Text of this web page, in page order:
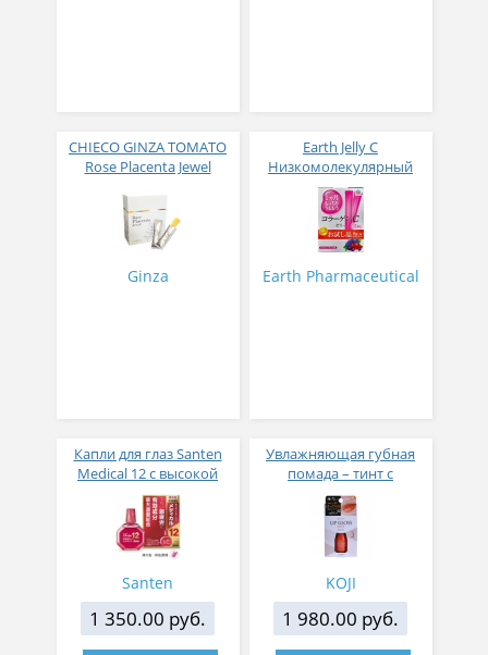
CHIECO GINZA TOMATO
Rose Placenta Jewel
в желе № 30
Ginza
Earth Jelly C
Низкомолекулярный
рыбный коллаген с
витамином С и 5
активных компонентов
с ягодным вкусом 8 гр
Earth Pharmaceutical
Капли для глаз Santen
Medical 12 с высокой
концентрацией
активных компонентов
12 мл
Santen
1 350.00 руб.
Увлажняющая губная
помада – тинт с
аппликатором KOJI,
Красно-оранжевый
KOJI
1 980.00 руб.